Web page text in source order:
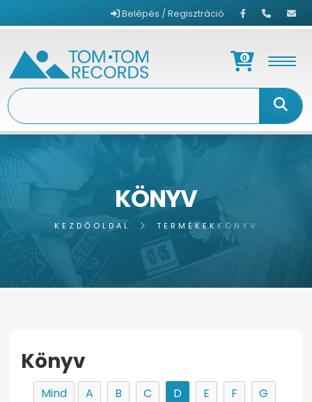
Belépés / Regisztráció
0
KÖNYV
KEZDŐOLDAL TERMÉKEK KÖNYV
Könyv
Mind A B C D E F
G